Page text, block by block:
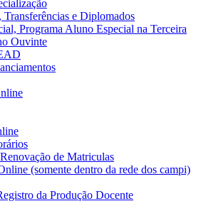
Transferências e Diplomados
Programa Aluno Especial na Terceira
Ouvinte
de Matriculas
(somente dentro da rede dos campi)
da Produção Docente